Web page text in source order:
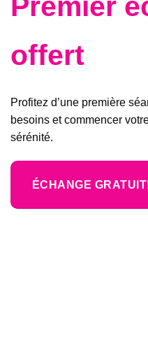
offert
Profitez d’une première
besoins et commencer
sérénité.
ÉCHANGE